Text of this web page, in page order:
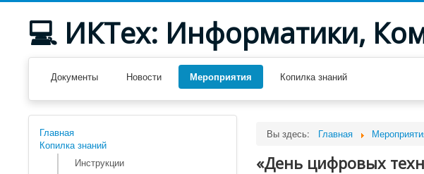
💻 ИКТех: Информатики,
Документы Новости Мероприятия Копилка знаний
Главная
Копилка знаний
Инструкции
Вы здесь: Главная
«День цифровых